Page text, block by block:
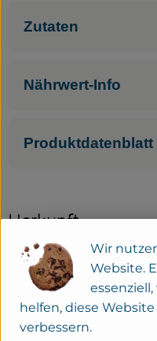
Zutaten
Nährwert-Info
Produktdatenblatt
Herkunft
Hersteller: THE
diverse
Wir
Website.
helfen, diese
verbessern.